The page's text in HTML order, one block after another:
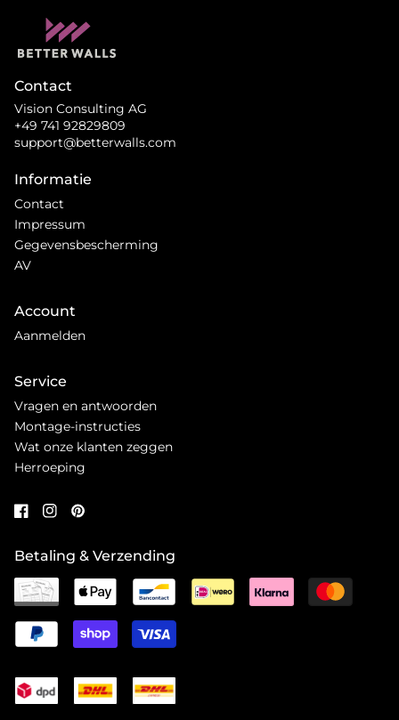
Contact
Vision Consulting AG
+49 741 92829809
support@betterwalls.com
Informatie
Contact
Impressum
Gegevensbescherming
AV
Account
Aanmelden
Service
Vragen en antwoorden
Montage-instructies
Wat onze klanten zeggen
Herroeping
Betaling & Verzending